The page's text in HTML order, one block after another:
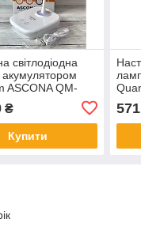
світлодіодна
ASCONA QM-
₴
Купити